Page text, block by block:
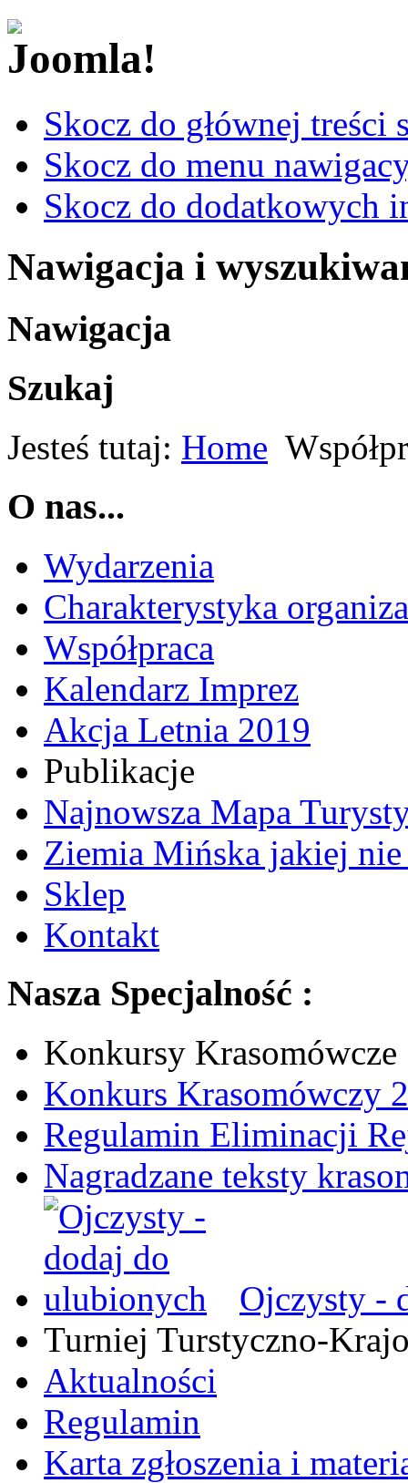
Skocz do głównej treści
Skocz do menu
Skocz do dodatkowych
Nawigacja i
Nawigacja
Szukaj
Jesteś tutaj: Home
O nas...
Wydarzenia
Charakterystyka
Współpraca
Kalendarz Imprez
Akcja Letnia 2019
Publikacje
Najnowsza Mapa
Ziemia Mińska jakiej nie
Sklep
Kontakt
Nasza Specjalność :
Konkursy Krasomówcze
Konkurs Krasomówczy
Regulamin Eliminacji
Nagradzane teksty
Ojczysty -
Turniej Turstyczno-
Aktualności
Regulamin
Karta zgłoszenia i